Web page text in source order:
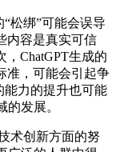
松绑”可能会误导
内容是真实可信
ChatGPT生成的
准，可能会引起争
能力的提升也可能
发展。
术创新方面的努